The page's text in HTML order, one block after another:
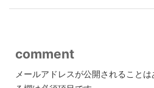
comment
メールアドレスが公開されることは